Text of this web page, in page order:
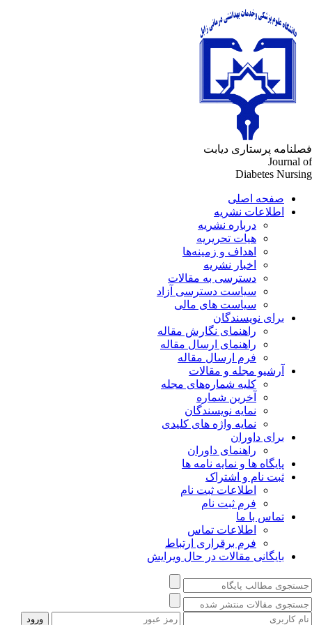
پرستاری دیابت
Journal
Diabetes
صفحه اصلی
اطلاعات نشریه
درباره نشریه
هیات تحریریه
اهداف و زمینه‌ها
اخبار نشریه
دسترسی به مقالات
سیاست دسترسی آزاد
سیاست های مالی
برای نویسندگان
راهنمای نگارش مقاله
راهنمای ارسال مقاله
فرم ارسال مقاله
آرشیو مجله و مقالات
کلیه شماره‌های مجله
آخرین شماره
نمایه نویسندگان
نمایه واژه های کلیدی
برای داوران
راهنمای داوران
پایگاه ها و نمایه نامه ها
ثبت نام و اشتراک
اطلاعات ثبت نام
فرم ثبت نام
تماس با ما
اطلاعات تماس
فرم برقراری ارتباط
بایگانی مقالات در حال ویرایش